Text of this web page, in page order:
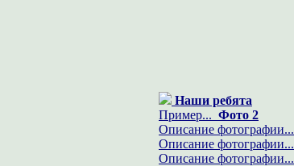
Наши ребята
Пример... Фото 2
Описание фотографии...
Описание фотографии...
Описание фотографии...